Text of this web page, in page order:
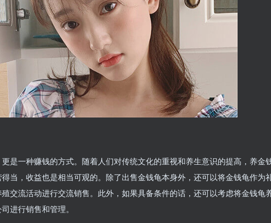
是一种赚钱的方式。随着人们对传统文化的重视和养生意识的提高，养金
当，收益也是相当可观的。除了出售金钱龟本身外，还可以将金钱龟作为
交流活动进行交流销售。此外，如果具备条件的话，还可以考虑将金钱龟
进行销售和管理。